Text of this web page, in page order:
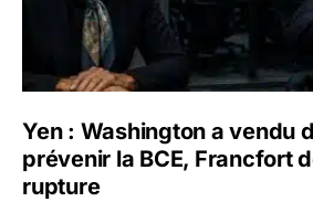
Yen : Washington a vendu
prévenir la BCE, Francfort
rupture